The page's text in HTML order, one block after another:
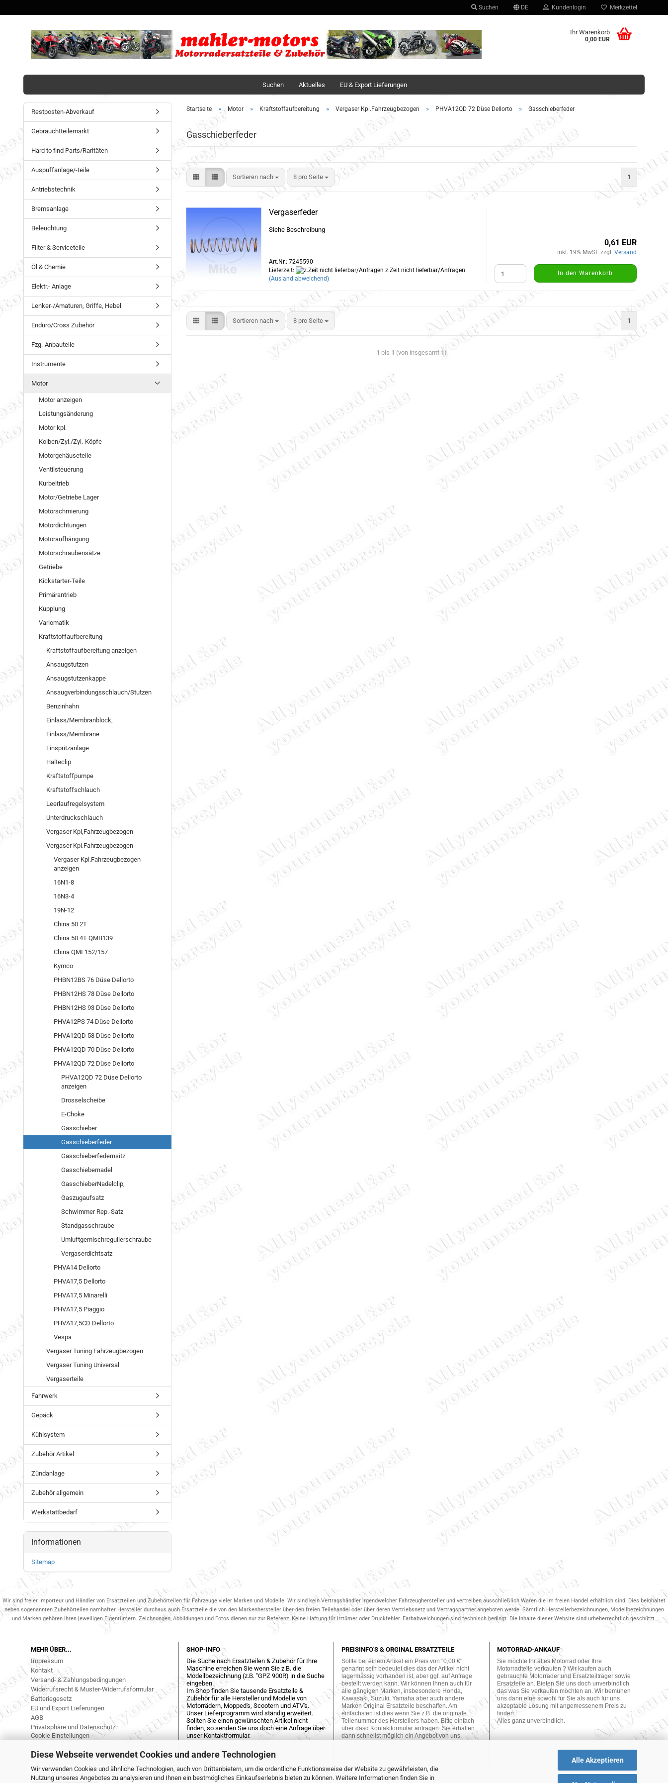
Diese Webseite verwendet Cookies und andere Technologien
Wir verwenden Cookies und ähnliche Technologien, auch von Drittanbietern, um die ordentliche Funktionsweise der Website zu gewährleisten, die
Nutzung unseres Angebotes zu analysieren und Ihnen ein bestmögliches Einkaufserlebnis bieten zu können. Weitere Informationen finden Sie in
Alle Akzeptieren
Suchen DE
Sprache auswählen
Kundenlogin
Konto erstellen
Passwort vergessen?
Merkzettel
Ihr Warenkorb
0,00 EUR
Suchen Aktuelles EU & Export Lieferungen
Startseite » Motor » Kraftstoffaufbereitung » Vergaser Kpl.Fahrzeugbezogen » PHVA12QD 72 Düse Dellorto » Gasschieberfeder
Gasschieberfeder
Sortieren nach 8 pro Seite 1
Vergaserfeder
Siehe Beschreibung
Art.Nr.: 7245590
Lieferzeit:
z.Zeit nicht lieferbar/Anfragen
(Ausland abweichend)
0,61 EUR
inkl. 19% MwSt. zzgl. Versand
In den Warenkorb
Sortieren nach 8 pro Seite 1
1 bis 1 (von insgesamt 1)
Restposten-Abverkauf
Gebrauchtteilemarkt
Hard to find Parts/Raritäten
Auspuffanlage/-teile
Antriebstechnik
Bremsanlage
Beleuchtung
Filter & Serviceteile
Öl & Chemie
Elektr.- Anlage
Lenker-/Amaturen, Griffe, Hebel
Enduro/Cross Zubehör
Fzg.-Anbauteile
Instrumente
Motor
Motor anzeigen
Leistungsänderung
Motor kpl.
Kolben/Zyl./Zyl.-Köpfe
Motorgehäuseteile
Ventilsteuerung
Kurbeltrieb
Motor/Getriebe Lager
Motorschmierung
Motordichtungen
Motoraufhängung
Motorschraubensätze
Getriebe
Kickstarter-Teile
Primärantrieb
Kupplung
Variomatik
Kraftstoffaufbereitung
Kraftstoffaufbereitung anzeigen
Ansaugstutzen
Ansaugstutzenkappe
Ansaugverbindungsschlauch/Stutzen
Benzinhahn
Einlass/Membranblock,
Einlass/Membrane
Einspritzanlage
Halteclip
Kraftstoffpumpe
Kraftstoffschlauch
Leerlaufregelsystem
Unterdruckschlauch
Vergaser Kpl,Fahrzeugbezogen
Vergaser Kpl.Fahrzeugbezogen
Vergaser Kpl.Fahrzeugbezogen
anzeigen
16N1-8
16N3-4
19N-12
China 50 2T
China 50 4T QMB139
China QMI 152/157
Kymco
PHBN12BS 76 Düse Dellorto
PHBN12HS 78 Düse Dellorto
PHBN12HS 93 Düse Dellorto
PHVA12PS 74 Düse Dellorto
PHVA12QD 58 Düse Dellorto
PHVA12QD 70 Düse Dellorto
PHVA12QD 72 Düse Dellorto
PHVA12QD 72 Düse Dellorto
anzeigen
Drosselscheibe
E-Choke
Gasschieber
Gasschieberfeder
Gasschieberfedernsitz
Gasschiebernadel
GasschieberNadelclip,
Gaszugaufsatz
Schwimmer Rep.-Satz
Standgasschraube
Umluftgemischregulierschraube
Vergaserdichtsatz
PHVA14 Dellorto
PHVA17,5 Dellorto
PHVA17,5 Minarelli
PHVA17,5 Piaggio
PHVA17,5CD Dellorto
Vespa
Vergaser Tuning Fahrzeugbezogen
Vergaser Tuning Universal
Vergaserteile
Fahrwerk
Gepäck
Kühlsystem
Zubehör Artikel
Zündanlage
Zubehör allgemein
Werkstattbedarf
Informationen
Sitemap
Wir sind freier Importeur und Händler von Ersatzteilen und Zubehörteilen für Fahrzeuge vieler Marken und Modelle. Wir sind kein Vertragshändler irgendwelcher Fahrzeughersteller und vertreiben ausschließlich Waren die im freien Handel erhältlich sind. Dies beinhaltet
neben sogenannten Zubehörteilen namhafter Hersteller durchaus auch Ersatzteile die von den Markenhersteller über den freien Teilehandel oder über deren Vertriebsnetz und Vertragspartner.angeboten werde. Sämtlich Herstellerbezeichnungen, Modellbezeichnungen
und Marken gehören ihren jeweiligen Eigentümern. Zeichnungen, Abbildungen und Fotos dienen nur zur Referenz. Keine Haftung für Irrtümer oder Druckfehler. Farbabweichungen sind technisch bedingt. Die Inhalte dieser Website sind urheberrechtlich geschützt.
MEHR ÜBER...
Impressum
Kontakt
Versand- & Zahlungsbedingungen
Widerrufsrecht & Muster-Widerrufsformular
Batteriegesetz
EU und Export Lieferungen
AGB
Privatsphäre und Datenschutz
Cookie Einstellungen
SHOP-INFO
Die Suche nach Ersatzteilen & Zubehör für Ihre
Maschine erreichen Sie wenn Sie z.B. die
Modellbezeichnung (z.B. "GPZ 900R) in die Suche
eingeben.
Im Shop finden Sie tausende Ersatzteile &
Zubehör für alle Hersteller und Modelle von
Motorrädern, Mopped's, Scootern und ATV's.
Unser Lieferprogramm wird ständig erweitert.
Sollten Sie einen gewünschten Artikel nicht
finden, so senden Sie uns doch eine Anfrage über
unser Kontaktformular.
PREISINFO'S & ORGINAL ERSATZTEILE
Sollte bei einem Artikel ein Preis von "0,00 €"
genannt sein bedeutet dies das der Artikel nicht
lagermässig vorhanden ist, aber ggf. auf Anfrage
bestellt werden kann. Wir können Ihnen auch für
alle gängigen Marken, insbesondere Honda,
Kawasaki, Suzuki, Yamaha aber auch andere
Marken Original Ersatzteile beschaffen. Am
einfachsten ist dies wenn Sie z.B. die originale
Teilenummer des Herstellers haben. Bitte einfach
über dasd Kontaktformular anfragen. Sie erhalten
dann schnellst möglich ein Angebot von uns.
MOTORRAD-ANKAUF
Sie möchte Ihr altes Motorrad oder Ihre
Motorradteile verkaufen ? Wir kaufen auch
gebrauchte Motorräder und Ersatzteilträger sowie
Ersatzteile an. Bieten Sie uns doch unverbindlich
das was Sie verkaufen möchten an. Wir bemühen
uns dann eine sowohl für Sie als auch für uns
akzeptable Lösung mit angemessenem Preis zu
finden.
Alles ganz unverbindlich.